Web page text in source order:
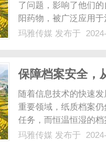
了问题，影响了他们
阳药物，被广泛应用
重拾健康和自信。这
玛雅传媒 发布于
保障档案安全，
随着信息技术的快速
重要领域，纸质档案
任务，而恒温恒湿的
我们需要注意档案的
玛雅传媒 发布于